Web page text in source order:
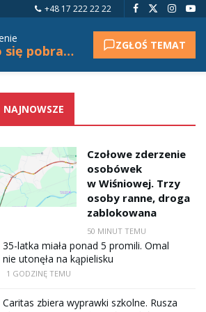
+48 17 222 22 22
Nie udało się pobrać tytułu. ZGŁOŚ TEMAT
NAJNOWSZE
Czołowe zderzenie
osobówek
w Wiśniowej. Trzy
osoby ranne, droga
zablokowana
50 MINUT TEMU
35-latka miała ponad 5 promili. Omal
nie utonęła na kąpielisku
1 GODZINĘ TEMU
Caritas zbiera wyprawki szkolne. Rusza